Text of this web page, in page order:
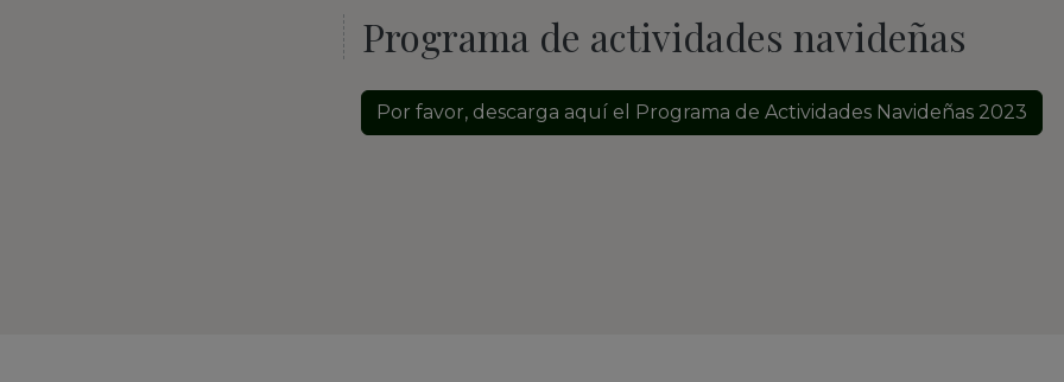
Programa de actividades navideñas
Por favor, descarga aquí el Programa de Actividades Navideñas 2023